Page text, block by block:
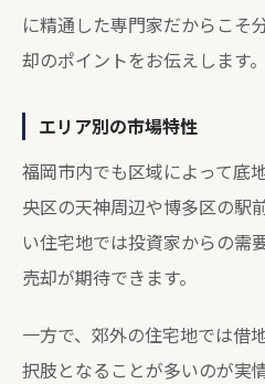
に精通した専門家だからこそ
却のポイントをお伝えします。
エリア別の市場特性
福岡市内でも区域によって底
央区の天神周辺や博多区の駅
い住宅地では投資家からの需
売却が期待できます。
一方で、郊外の住宅地では借
択肢となることが多いのが実情